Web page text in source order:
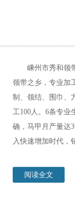
嵊州市秀和领
领带之乡，专业加
制、领结、围巾、
工100人。6条专业
确，马甲月产量达
入快速增加时代，
阅读全文